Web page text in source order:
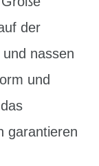
der
nassen
und
garantieren